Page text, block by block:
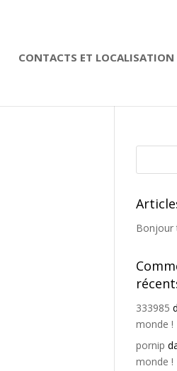
CONTACTS ET LOCALISATION
Bonjour
333985
monde !
pornip
monde !